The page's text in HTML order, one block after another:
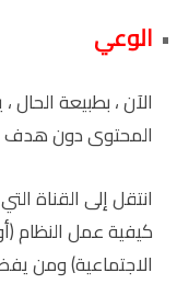
الوعي
الآن ، بطبيعة
المحتوى دون هدف
انتقل إلى القناة
كيفية عمل النظام
الاجتماعية) ومن